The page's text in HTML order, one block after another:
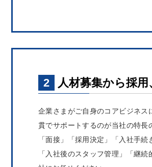
2 人材募集から採
企業さまがご自身のコアビジネス
貫でサポートするのが当社の特長
「面接」「採用決定」「入社手
「入社後のスタッフ管理」「継